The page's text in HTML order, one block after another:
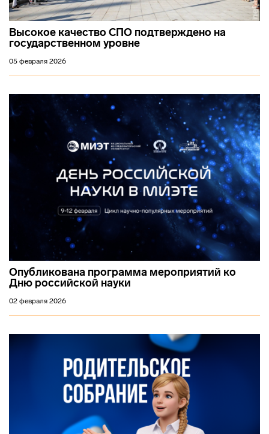
Высокое качество СПО подтверждено на
государственном уровне
05 февраля 2026
Опубликована программа мероприятий ко
Дню российской науки
02 февраля 2026